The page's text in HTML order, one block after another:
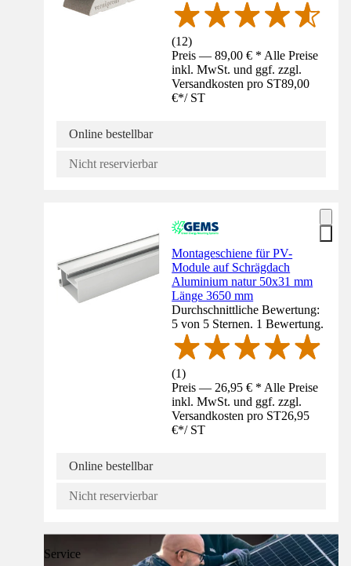
(12)
Preis — 89,00 € * Alle Preise
inkl. MwSt. und ggf. zzgl.
Versandkosten pro ST89,00
€*/ ST
Online bestellbar
Nicht reservierbar
Montageschiene für PV-
Module auf Schrägdach
Aluminium natur 50x31 mm
Länge 3650 mm
Durchschnittliche Bewertung:
5 von 5 Sternen. 1 Bewertung.
(1)
Preis — 26,95 € * Alle Preise
inkl. MwSt. und ggf. zzgl.
Versandkosten pro ST26,95
€*/ ST
Online bestellbar
Nicht reservierbar
Service